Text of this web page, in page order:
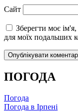
Сайт
Зберегти моє
для моїх подальших
ПОГОДА
Погода
Погода в Ірпені